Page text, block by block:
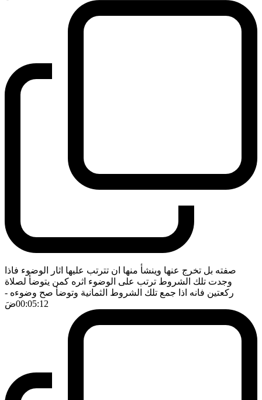
صفته بل تخرج عنها وينشأ منها ان تترتب عليها اثار الوضوء فاذا
وجدت تلك الشروط ترتب على الوضوء اثره كمن يتوضأ لصلاة
ركعتين فانه اذا جمع تلك الشروط الثمانية وتوضأ صح وضوءه -
00:05:12ضَ